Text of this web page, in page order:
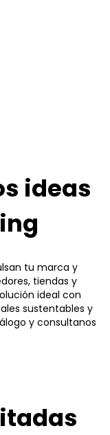
ideas
tu marca y
tiendas y
ideal con
sustentables y
y consultanos